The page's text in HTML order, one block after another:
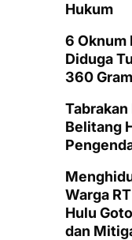
Hukum
6 Oknum
Diduga
360
Belitang
Warga
Hulu
dan